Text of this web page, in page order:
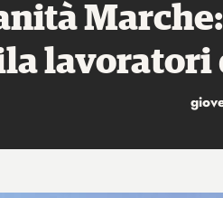
lavoratori